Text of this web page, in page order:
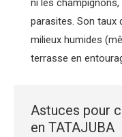
ni les
parasites. Son taux
milieux humides
terrasse en
Astuces pour
en TATAJUBA